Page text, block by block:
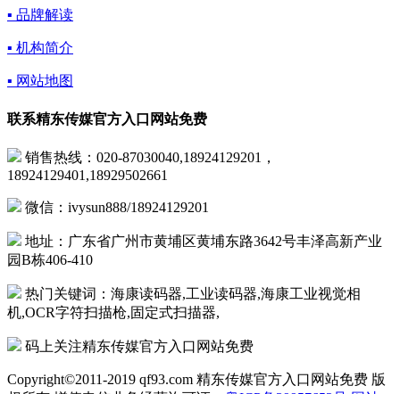
▪ 品牌解读
▪ 机构简介
▪ 网站地图
联系精东传媒官方入口网站免费
销售热线：020-87030040,18924129201，
18924129401,18929502661
微信：ivysun888/18924129201
地址：广东省广州市黄埔区黄埔东路3642号丰泽高新产业
园B栋406-410
热门关键词：海康读码器,工业读码器,海康工业视觉相
机,OCR字符扫描枪,固定式扫描器,
码上关注精东传媒官方入口网站免费
Copyright©2011-2019 qf93.com 精东传媒官方入口网站免费 版